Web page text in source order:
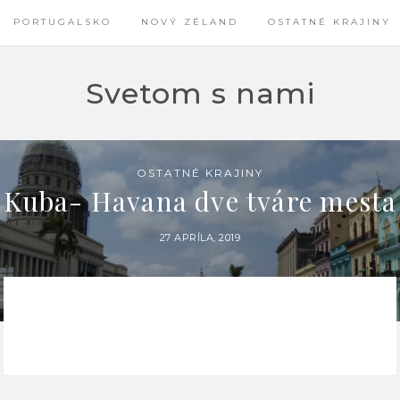
PORTUGALSKO NOVÝ ZÉLAND OSTATNÉ KRAJINY
Svetom s nami
Kuba- Havana dve tváre mesta
OSTATNÉ KRAJINY
27 APRÍLA, 2019